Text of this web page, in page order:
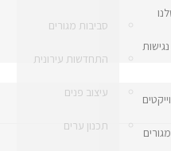
סביבות מגורים
התחדשות עירונית
עיצוב פנים
תכנון ערים